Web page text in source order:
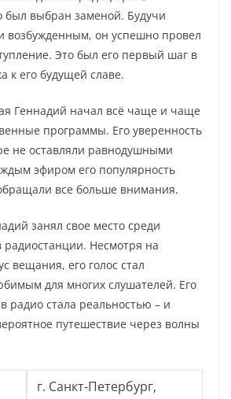
был выбран заменой. Будучи
возбужденным, он успешно провел
Это был его первый шаг в
к его будущей славе.
Геннадий начал всё чаще и чаще
программы. Его уверенность
не оставляли равнодушными
эфиром его популярность
все больше внимания.
занял свое место среди
радиостанции. Несмотря на
вещания, его голос стал
для многих слушателей. Его
радио стала реальностью – и
путешествие через волны
г. Санкт-Петербург,